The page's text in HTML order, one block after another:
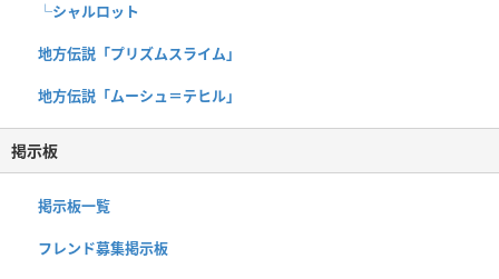
└シャルロット
地方伝説「プリズムスライム」
地方伝説「ムーシュ＝テヒル」
掲示板
掲示板一覧
フレンド募集掲示板